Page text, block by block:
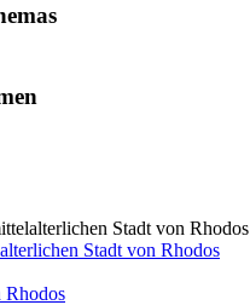
Stadt von Rhodos
Stadt von Rhodos
Rhodos